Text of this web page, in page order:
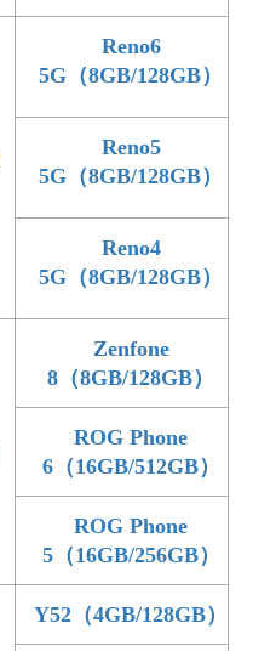
Reno6
5G（8GB/128GB）
Reno5
5G（8GB/128GB）
Reno4
5G（8GB/128GB）
Zenfone
8（8GB/128GB）
ROG Phone
6（16GB/512GB）
ROG Phone
5（16GB/256GB）
Y52（4GB/128GB）